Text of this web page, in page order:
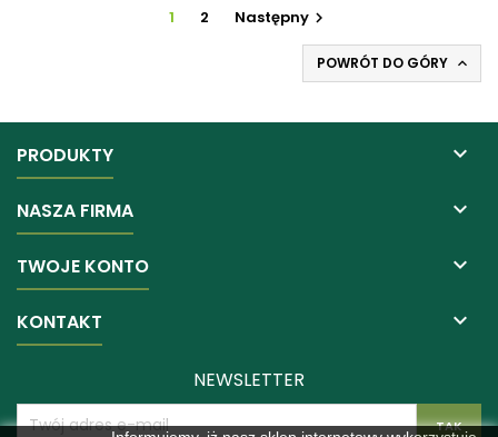
1 2 Następny 
POWRÓT DO GÓRY 
PRODUKTY 
NASZA FIRMA 
TWOJE KONTO 
KONTAKT 
NEWSLETTER